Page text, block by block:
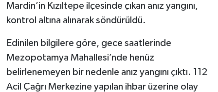
Mardin’in Kızıltepe ilçesinde çıkan anız yangını,
kontrol altına alınarak söndürüldü.
Edinilen bilgilere göre, gece saatlerinde
Mezopotamya Mahallesi’nde henüz
belirlenemeyen bir nedenle anız yangını çıktı. 112
Acil Çağrı Merkezine yapılan ihbar üzerine olay
Gayrimenkul
GENEL
GÜNDEM